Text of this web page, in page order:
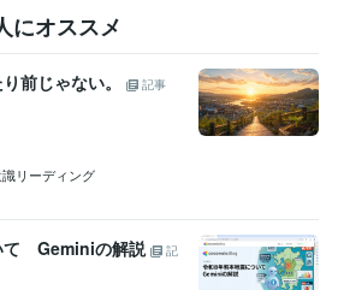
にオススメ
前じゃない。
記事
リーディング
て Geminiの解説
記